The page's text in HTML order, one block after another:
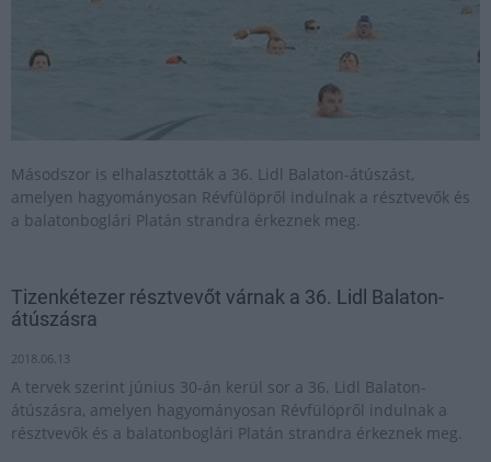
Másodszor is elhalasztották a 36. Lidl Balaton-átúszást,
amelyen hagyományosan Révfülöpről indulnak a résztvevők és
a balatonboglári Platán strandra érkeznek meg.
Tizenkétezer résztvevőt várnak a 36. Lidl Balaton-
átúszásra
2018.06.13
A tervek szerint június 30-án kerül sor a 36. Lidl Balaton-
átúszásra, amelyen hagyományosan Révfülöpről indulnak a
résztvevők és a balatonboglári Platán strandra érkeznek meg.